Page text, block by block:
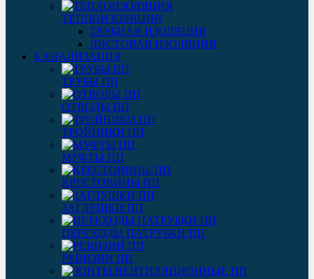
ТЕПЛОИЗОЛЯЦИЯ
ТРУБНАЯ ИЗОЛЯЦИЯ
ЛИСТОВАЯ ИЗОЛЯЦИЯ
КАНАЛИЗАЦИЯ
ТРУБЫ ПП
ОТВОДЫ ПП
ТРОЙНИКИ ПП
МУФТЫ ПП
КРЕСТОВИНЫ ПП
ЗАГЛУШКИ ПП
ПЕРЕХОДЫ ПАТРУБКИ ПП
РЕВИЗИИ ПП